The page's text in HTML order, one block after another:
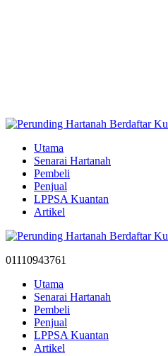
Utama
Senarai Hartanah
Pembeli
Penjual
LPPSA Kuantan
Artikel
01110943761
Utama
Senarai Hartanah
Pembeli
Penjual
LPPSA Kuantan
Artikel